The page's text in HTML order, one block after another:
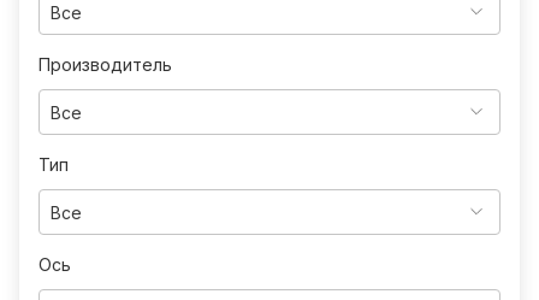
Все
Производитель
Все
Тип
Все
Ось